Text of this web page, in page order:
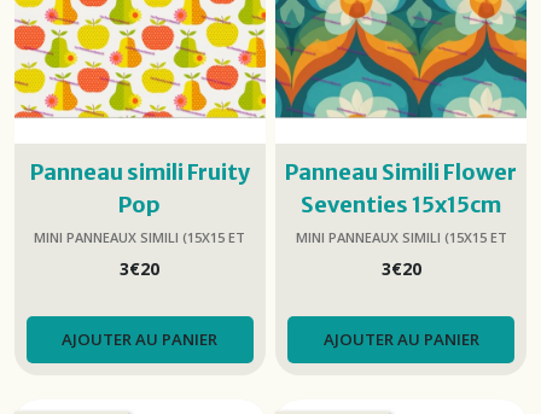
Panneau simili Fruity
Pop
MINI PANNEAUX SIMILI (15X15 ET
3€20
AJOUTER AU PANIER
Panneau Simili Flower
Seventies 15x15cm
MINI PANNEAUX SIMILI (15X15 ET
3€20
AJOUTER AU PANIER